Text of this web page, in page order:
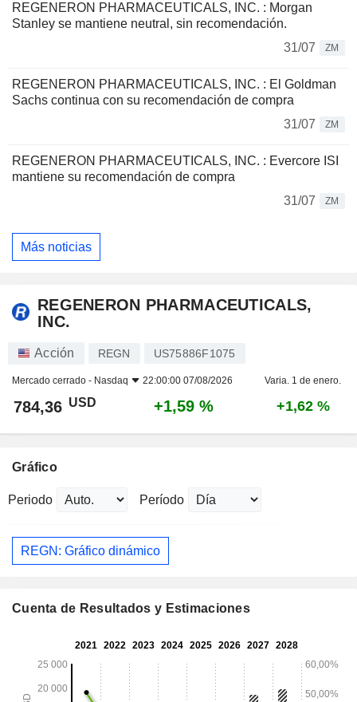
REGENERON PHARMACEUTICALS, INC. : Morgan
Stanley se mantiene neutral, sin recomendación.
31/07
ZM
REGENERON PHARMACEUTICALS, INC. : El Goldman
Sachs continua con su recomendación de compra
31/07
ZM
REGENERON PHARMACEUTICALS, INC. : Evercore ISI
mantiene su recomendación de compra
31/07
ZM
Más noticias
REGENERON PHARMACEUTICALS,
INC.
Acción REGN US75886F1075
Mercado cerrado - Nasdaq 22:00:00 07/08/2026 Varia. 1 de enero.
784,36 USD +1,59 % +1,62 %
Gráfico
Periodo Período
REGN: Gráfico dinámico
Cuenta de Resultados y Estimaciones